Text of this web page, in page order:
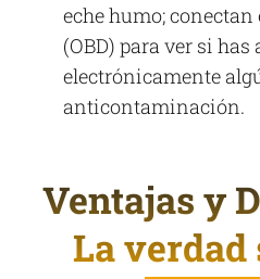
eche humo;
(OBD) para ver si
electrónicamente
anticontaminación.
Ventajas y
La